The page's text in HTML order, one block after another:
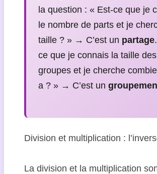
la question : « Est-ce que je
le nombre de parts et je
taille ? » → C’est un partage
ce que je connais la taille des
groupes et je cherche
a ? » → C’est un
Division et multiplication :
La division et la multiplication